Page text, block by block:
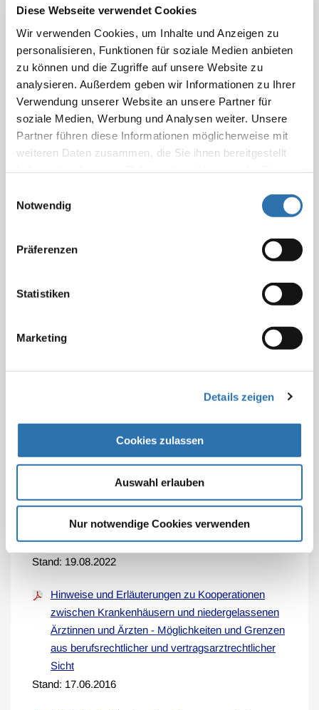
Diese Webseite verwendet Cookies
Wir verwenden Cookies, um Inhalte und Anzeigen zu
personalisieren, Funktionen für soziale Medien anbieten
zu können und die Zugriffe auf unsere Website zu
analysieren. Außerdem geben wir Informationen zu Ihrer
Verwendung unserer Website an unsere Partner für
soziale Medien, Werbung und Analysen weiter. Unsere
Partner führen diese Informationen möglicherweise mit
weiteren Daten zusammen, die Sie ihnen bereitgestellt
Cookies, wenn Sie unsere Webseite weiterhin
Notwendig
Präferenzen
Statistiken
Marketing
Details zeigen
Cookies zulassen
Auswahl erlauben
Nur notwendige Cookies verwenden
Hinweise und Erläuterungen zu § 7 Abs. 4 MBO-Ä
Berlin, 10.12.2020
Bekanntmachung der Hinweise und Erläuterungen
zu § 7 Abs. 4 MBO-Ä
Deutsches Ärzteblatt, Stand:11.01.2021
Fragenkatalog zur Fernbehandlung
Erläuterungen
10.3238/arztebl.2017.baek.arzt_werbung_oeffentlichkeit01
Ethische und rechtliche Fragen der Behandlung
von Nicht-Einwilligungsfähigen: Zwang bei
Thesen zur Ökonomisierung der ärztlichen
Berufstätigkeit
Stand: 19.08.2022
Hinweise und Erläuterungen zu Kooperationen
zwischen Krankenhäusern und niedergelassenen
Ärztinnen und Ärzten - Möglichkeiten und Grenzen
aus berufsrechtlicher und vertragsarztrechtlicher
Sicht
Stand: 17.06.2016